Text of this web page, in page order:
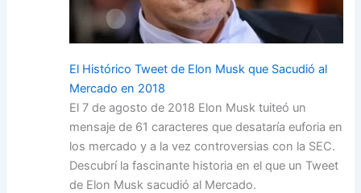
El Histórico Tweet de Elon Musk que Sacudió al
Mercado en 2018
El 7 de agosto de 2018 Elon Musk tuiteó un
mensaje de 61 caracteres que desataría euforia en
los mercado y a la vez controversias con la SEC.
Descubrí la fascinante historia en el que un Tweet
de Elon Musk sacudió al Mercado.